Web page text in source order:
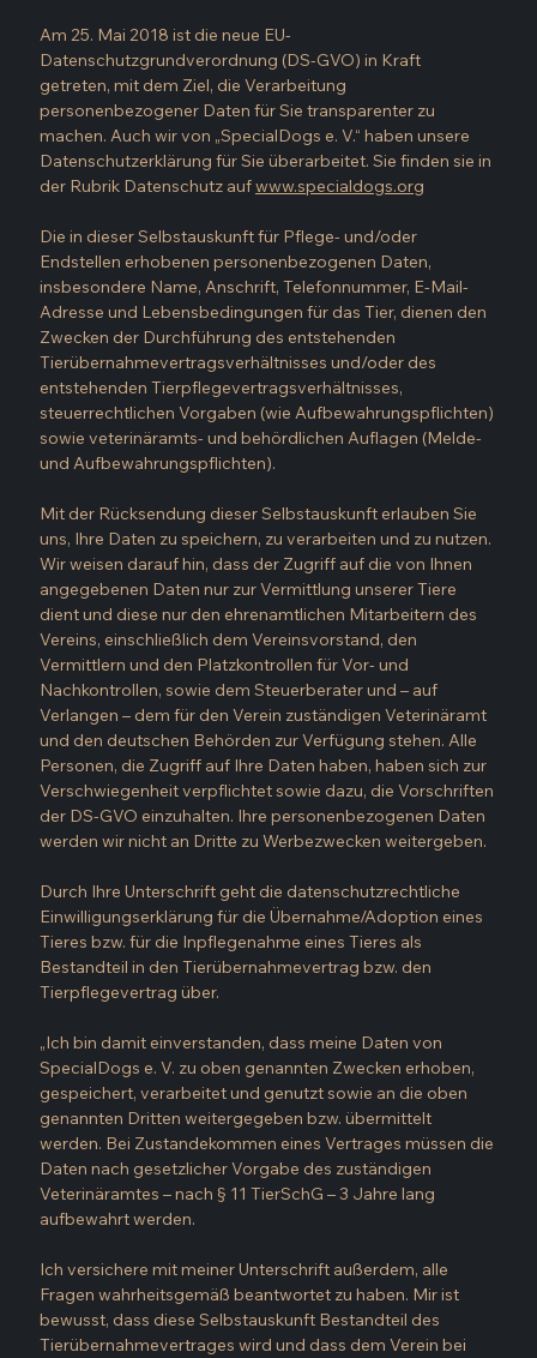
Am 25. Mai 2018 ist die neue EU-
Datenschutzgrundverordnung (DS-GVO) in Kraft
getreten, mit dem Ziel, die Verarbeitung
personenbezogener Daten für Sie transparenter zu
machen. Auch wir von „SpecialDogs e. V.“ haben unsere
Datenschutzerklärung für Sie überarbeitet. Sie finden sie in
der Rubrik Datenschutz auf www.specialdogs.org
Die in dieser Selbstauskunft für Pflege- und/oder
Endstellen erhobenen personenbezogenen Daten,
insbesondere Name, Anschrift, Telefonnummer, E-Mail-
Adresse und Lebensbedingungen für das Tier, dienen den
Zwecken der Durchführung des entstehenden
Tierübernahmevertragsverhältnisses und/oder des
entstehenden Tierpflegevertragsverhältnisses,
steuerrechtlichen Vorgaben (wie Aufbewahrungspflichten)
sowie veterinäramts- und behördlichen Auflagen (Melde-
und Aufbewahrungspflichten).
Mit der Rücksendung dieser Selbstauskunft erlauben Sie
uns, Ihre Daten zu speichern, zu verarbeiten und zu nutzen.
Wir weisen darauf hin, dass der Zugriff auf die von Ihnen
angegebenen Daten nur zur Vermittlung unserer Tiere
dient und diese nur den ehrenamtlichen Mitarbeitern des
Vereins, einschließlich dem Vereinsvorstand, den
Vermittlern und den Platzkontrollen für Vor- und
Nachkontrollen, sowie dem Steuerberater und – auf
Verlangen – dem für den Verein zuständigen Veterinäramt
und den deutschen Behörden zur Verfügung stehen. Alle
Personen, die Zugriff auf Ihre Daten haben, haben sich zur
Verschwiegenheit verpflichtet sowie dazu, die Vorschriften
der DS-GVO einzuhalten. Ihre personenbezogenen Daten
werden wir nicht an Dritte zu Werbezwecken weitergeben.
Durch Ihre Unterschrift geht die datenschutzrechtliche
Einwilligungserklärung für die Übernahme/Adoption eines
Tieres bzw. für die Inpflegenahme eines Tieres als
Bestandteil in den Tierübernahmevertrag bzw. den
Tierpflegevertrag über.
„Ich bin damit einverstanden, dass meine Daten von
SpecialDogs e. V. zu oben genannten Zwecken erhoben,
gespeichert, verarbeitet und genutzt sowie an die oben
genannten Dritten weitergegeben bzw. übermittelt
werden. Bei Zustandekommen eines Vertrages müssen die
Daten nach gesetzlicher Vorgabe des zuständigen
Veterinäramtes – nach § 11 TierSchG – 3 Jahre lang
aufbewahrt werden.
Ich versichere mit meiner Unterschrift außerdem, alle
Fragen wahrheitsgemäß beantwortet zu haben. Mir ist
bewusst, dass diese Selbstauskunft Bestandteil des
Tierübernahmevertrages wird und dass dem Verein bei